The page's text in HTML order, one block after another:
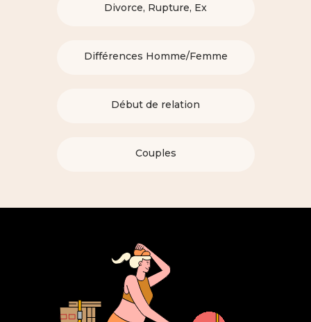
Divorce, Rupture, Ex
Différences Homme/Femme
Début de relation
Couples